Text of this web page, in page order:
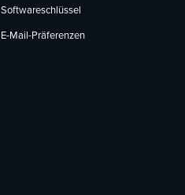
Softwareschlüssel
E-Mail-Präferenzen